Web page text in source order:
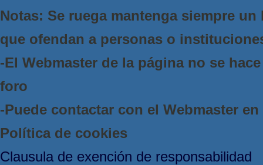
Notas: Se ruega mantenga siempre
que ofendan a personas o
-El Webmaster de la página no se
foro
-Puede contactar con el Webmaster
Política de cookies
Clausula de exención de responsabilidad